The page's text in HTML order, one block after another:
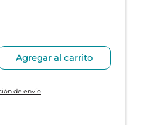
Agregar al carrito
de envío